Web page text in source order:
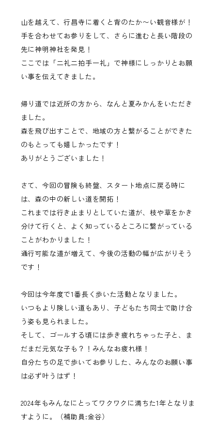
山を越えて、行昌寺に着くと背のたか〜い観音様が！
手を合わせてお参りをして、さらに進むと長い階段の
先に神明神社を発見！
ここでは「二礼二拍手一礼」で神様にしっかりとお願
い事を伝えてきました。
帰り道では近所の方から、なんと夏みかんをいただき
ました。
森を飛び出すことで、地域の方と繋がることができた
のもとっても嬉しかったです！
ありがとうございました！
さて、今回の冒険も終盤、スタート地点に戻る時に
は、森の中の新しい道を開拓！
これまでは行き止まりとしていた道が、枝や草をかき
分けて行くと、よく知っているところに繋がっている
ことがわかりました！
通行可能な道が増えて、今後の活動の幅が広がりそう
です！
今回は今年度で1番長く歩いた活動となりました。
いつもより険しい道もあり、子どもたち同士で助け合
う姿も見られました。
そして、ゴールする頃には歩き疲れちゃった子と、ま
だまだ元気な子も？！みんなお疲れ様！
自分たちの足で歩いてお参りした、みんなのお願い事
は必ず叶うはず！
2024年もみんなにとってワクワクに満ちた1年となりま
すように。（補助員:金谷）